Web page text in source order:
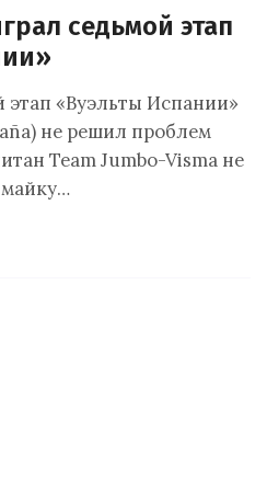
седьмой этап
этап «Вуэльты Испании»
не решил проблем
Team Jumbo-Visma не